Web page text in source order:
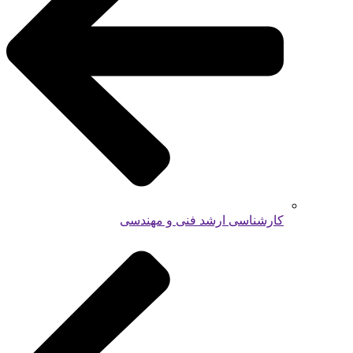
کارشناسی ارشد فنی و مهندسی